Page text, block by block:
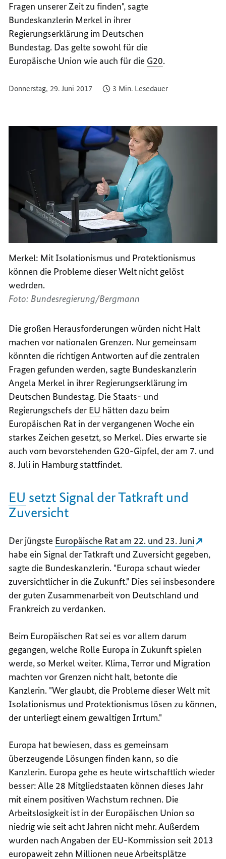
Fragen unserer Zeit zu finden", sagte
Bundeskanzlerin Merkel in ihrer
Regierungserklärung im Deutschen
Bundestag. Das gelte sowohl für die
Europäische Union wie auch für die G20.
Donnerstag, 29. Juni 2017 3 Min. Lesedauer
Merkel: Mit Isolationismus und Protektionismus
können die Probleme dieser Welt nicht gelöst
wedrden.
Foto: Bundesregierung/Bergmann
Die großen Herausforderungen würden nicht Halt
machen vor nationalen Grenzen. Nur gemeinsam
könnten die richtigen Antworten auf die zentralen
Fragen gefunden werden, sagte Bundeskanzlerin
Angela Merkel in ihrer Regierungserklärung im
Deutschen Bundestag. Die Staats- und
Regierungschefs der EU hätten dazu beim
Europäischen Rat in der vergangenen Woche ein
starkes Zeichen gesetzt, so Merkel. Dies erwarte sie
auch vom bevorstehenden G20-Gipfel, der am 7. und
8. Juli in Hamburg stattfindet.
EU setzt Signal der Tatkraft und
Zuversicht
Der jüngste Europäische Rat am 22. und 23. Juni
habe ein Signal der Tatkraft und Zuversicht gegeben,
sagte die Bundeskanzlerin. "Europa schaut wieder
zuversichtlicher in die Zukunft." Dies sei insbesondere
der guten Zusammenarbeit von Deutschland und
Frankreich zu verdanken.
Beim Europäischen Rat sei es vor allem darum
gegangen, welche Rolle Europa in Zukunft spielen
werde, so Merkel weiter. Klima, Terror und Migration
machten vor Grenzen nicht halt, betonte die
Kanzlerin. "Wer glaubt, die Probleme dieser Welt mit
Isolationismus und Protektionismus lösen zu können,
der unterliegt einem gewaltigen Irrtum."
Europa hat bewiesen, dass es gemeinsam
überzeugende Lösungen finden kann, so die
Kanzlerin. Europa gehe es heute wirtschaftlich wieder
besser: Alle 28 Mitgliedstaaten können dieses Jahr
mit einem positiven Wachstum rechnen. Die
Arbeitslosigkeit ist in der Europäischen Union so
niedrig wie seit acht Jahren nicht mehr. Außerdem
wurden nach Angaben der EU-Kommission seit 2013
europaweit zehn Millionen neue Arbeitsplätze